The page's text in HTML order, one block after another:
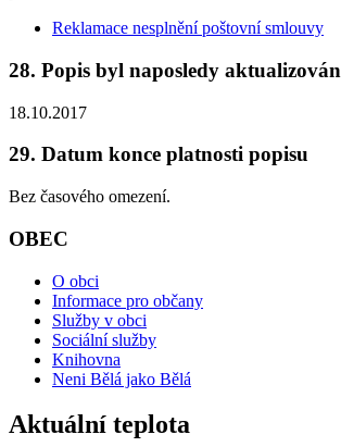
Reklamace nesplnění poštovní smlouvy
28. Popis byl naposledy aktualizován
18.10.2017
29. Datum konce platnosti popisu
Bez časového omezení.
OBEC
O obci
Informace pro občany
Služby v obci
Sociální služby
Knihovna
Neni Bělá jako Bělá
Aktuální teplota